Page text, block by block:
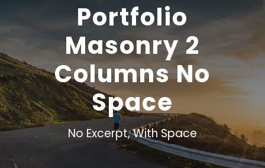
Portfolio
Masonry 2
Columns No
Space
No Excerpt, With Space